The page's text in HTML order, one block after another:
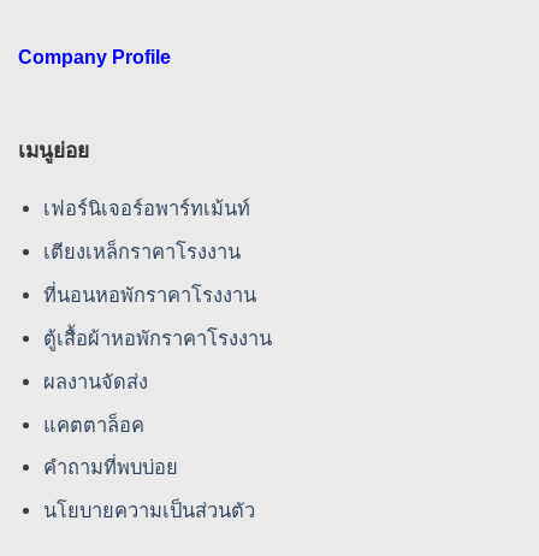
Company Profile
เมนูย่อย
เฟอร์นิเจอร์อพาร์ทเม้นท์
เตียงเหล็กราคาโรงงาน
ที่นอนหอพักราคาโรงงาน
ตู้เสื้อผ้าหอพักราคาโรงงาน
ผลงานจัดส่ง
แคตตาล็อค
คําถามที่พบบ่อย
นโยบายความเป็นส่วนตัว